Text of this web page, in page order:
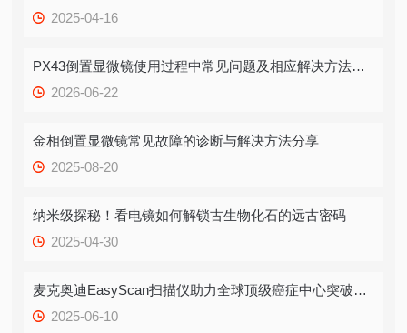
2025-04-16
PX43倒置显微镜使用过程中常见问题及相应解决方法全分享
2026-06-22
金相倒置显微镜常见故障的诊断与解决方法分享
2025-08-20
纳米级探秘！看电镜如何解锁古生物化石的远古密码
2025-04-30
麦克奥迪EasyScan扫描仪助力全球顶级癌症中心突破卵巢癌多模态诊断壁垒
2025-06-10